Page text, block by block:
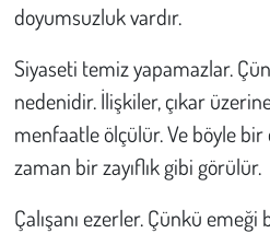
doyumsuzluk vardır.
Siyaseti temiz yapamazlar.
nedenidir. İlişkiler, çıkar
menfaatle ölçülür. Ve böyle
zaman bir zayıflık gibi görülür.
Çalışanı ezerler. Çünkü